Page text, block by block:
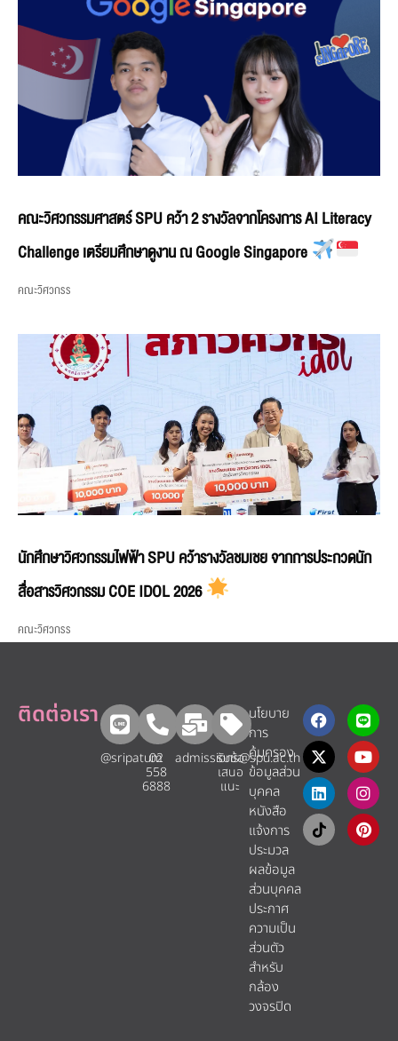
คณะวิศวกรรมศาสตร์ SPU คว้า 2 รางวัลจากโครงการ AI Literacy
Challenge เตรียมศึกษาดูงาน ณ Google Singapore
คณะวิศวกรร
นักศึกษาวิศวกรรมไฟฟ้า SPU คว้ารางวัลชมเชย จากการประกวดนัก
สื่อสารวิศวกรรม COE IDOL 2026
คณะวิศวกรร
ติดต่อเรา
@sripatum
02
558
6888
admissions@spu.ac.th
รับข้อ
เสนอ
แนะ​
นโยบาย
การ
คุ้มครอง
ข้อมูลส่วน
บุคคล
หนังสือ
แจ้งการ
ประมวล
ผลข้อมูล
ส่วนบุคคล
ประกาศ
ความเป็น
ส่วนตัว
สำหรับ
กล้อง
วงจรปิด